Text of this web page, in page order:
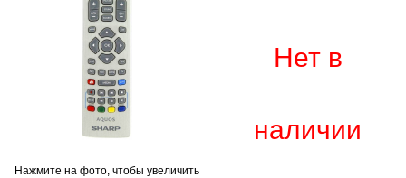
Нажмите на фото, чтобы увеличить
Нет в
наличии